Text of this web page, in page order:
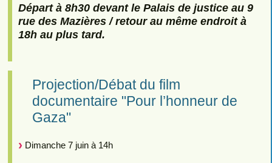
Départ à 8h30 devant le Palais de justice au 9
rue des Mazières / retour au même endroit à
18h au plus tard.
Projection/Débat du film
documentaire "Pour l’honneur de
Gaza"
Dimanche 7 juin à 14h